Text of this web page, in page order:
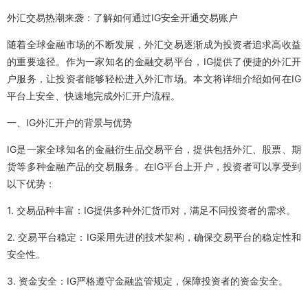
外汇交易热潮来袭：了解如何通过IG安全开通交易账户
随着全球金融市场的不断发展，外汇交易逐渐成为投资者追求高收益
的重要途径。作为一家知名的金融交易平台，IG提供了便捷的外汇开
户服务，让投资者能够轻松进入外汇市场。本文将详细介绍如何在IG
平台上安全、快速地完成外汇开户流程。
一、IG外汇开户的背景与优势
IG是一家全球知名的金融衍生品交易平台，提供包括外汇、股票、期
货等多种金融产品的交易服务。在IG平台上开户，投资者可以享受到
以下优势：
1. 交易品种丰富：IG提供多种外汇货币对，满足不同投资者的需求。
2. 交易平台稳定：IG采用先进的技术架构，确保交易平台的稳定性和
安全性。
3. 资金安全：IG严格遵守金融监管规定，保障投资者的资金安全。